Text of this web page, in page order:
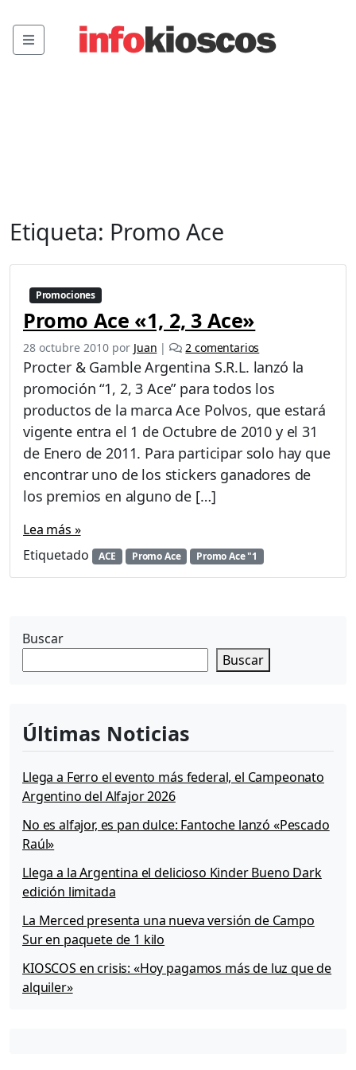
Menu
Etiqueta: Promo Ace
Promociones
Promo Ace «1, 2, 3 Ace»
28 octubre 2010 por Juan | 2 comentarios
n
r
o
m
o
A
c
,
2
,
e
»
Procter & Gamble Argentina S.R.L. lanzó la
promoción “1, 2, 3 Ace” para todos los
productos de la marca Ace Polvos, que estará
vigente entra el 1 de Octubre de 2010 y el 31
de Enero de 2011. Para participar solo hay que
encontrar uno de los stickers ganadores de
los premios en alguno de […]
Lea más »
Etiquetado
ACE Promo Ace Promo Ace "1
Buscar
Buscar
Últimas Noticias
Llega a Ferro el evento más federal, el Campeonato
Argentino del Alfajor 2026
No es alfajor, es pan dulce: Fantoche lanzó «Pescado
Raúl»
Llega a la Argentina el delicioso Kinder Bueno Dark
edición limitada
La Merced presenta una nueva versión de Campo
Sur en paquete de 1 kilo
KIOSCOS en crisis: «Hoy pagamos más de luz que de
alquiler»